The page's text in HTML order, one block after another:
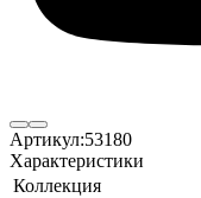
Артикул:53180
Характеристики
Коллекция